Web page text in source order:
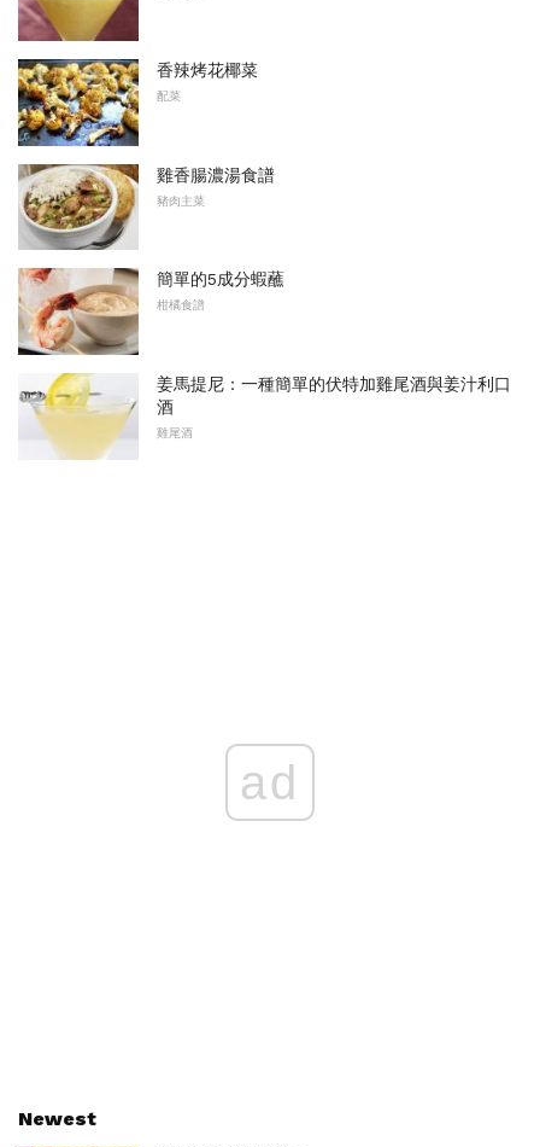
香辣烤花椰菜
配菜
雞香腸濃湯食譜
豬肉主菜
簡單的5成分蝦蘸
柑橘食譜
姜馬提尼：一種簡單的伏特加雞尾酒與姜汁利口
酒
雞尾酒
ad
Newest